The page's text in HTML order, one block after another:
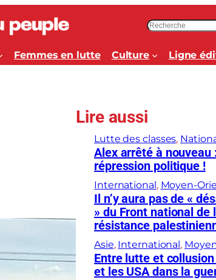
c
h
h
r
Femmes en lutte Culture Ligne
Lire aussi
Lutte des classes,
Alex arrêté à nouveau
répression politique !
International, Moyen-
Il n’y aura pas de «
» du Front national de
résistance
Asie, International,
Entre lutte et
et les USA dans la